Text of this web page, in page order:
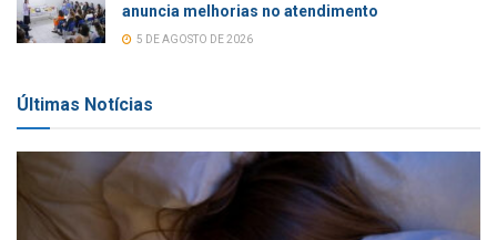
anuncia melhorias no atendimento
5 DE AGOSTO DE 2026
Últimas Notícias